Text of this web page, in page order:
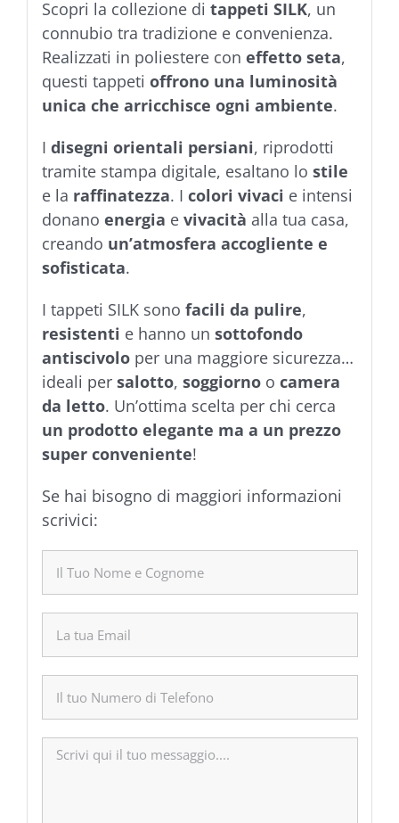
Scopri la collezione di tappeti SILK, un
connubio tra tradizione e convenienza.
Realizzati in poliestere con effetto seta,
questi tappeti offrono una luminosità
unica che arricchisce ogni ambiente.
I disegni orientali persiani, riprodotti
tramite stampa digitale, esaltano lo stile
e la raffinatezza. I colori vivaci e intensi
donano energia e vivacità alla tua casa,
creando un’atmosfera accogliente e
sofisticata.
I tappeti SILK sono facili da pulire,
resistenti e hanno un sottofondo
antiscivoloper una maggiore sicurezza…
ideali per salotto, soggiornoo camera
da letto. Un’ottima scelta per chi cerca
un prodotto elegante ma a un prezzo
super conveniente!
Se hai bisogno di maggiori informazioni
scrivici: